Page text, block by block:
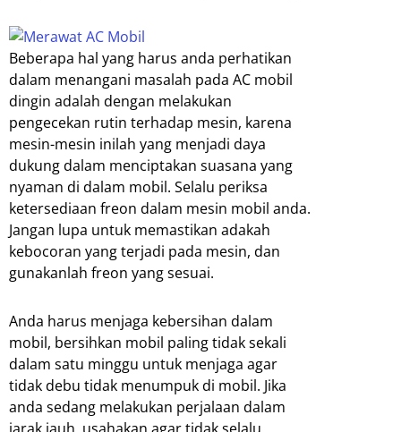
Beberapa hal yang harus anda perhatikan
dalam menangani masalah pada AC mobil
dingin adalah dengan melakukan
pengecekan rutin terhadap mesin, karena
mesin-mesin inilah yang menjadi daya
dukung dalam menciptakan suasana yang
nyaman di dalam mobil. Selalu periksa
ketersediaan freon dalam mesin mobil anda.
Jangan lupa untuk memastikan adakah
kebocoran yang terjadi pada mesin, dan
gunakanlah freon yang sesuai.
Anda harus menjaga kebersihan dalam
mobil, bersihkan mobil paling tidak sekali
dalam satu minggu untuk menjaga agar
tidak debu tidak menumpuk di mobil. Jika
anda sedang melakukan perjalaan dalam